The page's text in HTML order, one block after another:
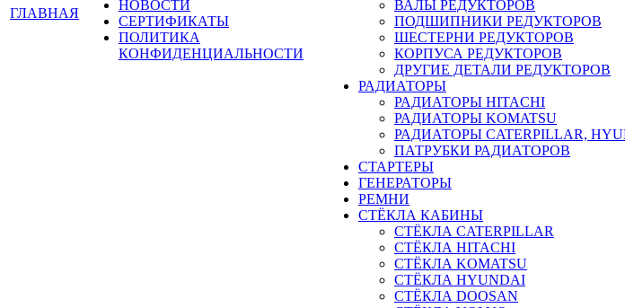
ГЛАВНАЯ
НОВОСТИ
СЕРТИФИКАТЫ
ПОЛИТИКА
КОНФИДЕНЦИАЛЬНОСТИ
ВАЛЫ РЕДУКТОРОВ
ПОДШИПНИКИ РЕДУКТОРОВ
ШЕСТЕРНИ РЕДУКТОРОВ
КОРПУСА РЕДУКТОРОВ
ДРУГИЕ ДЕТАЛИ РЕДУКТОРОВ
РАДИАТОРЫ
РАДИАТОРЫ HITACHI
РАДИАТОРЫ KOMATSU
РАДИАТОРЫ CATERPILLAR,
ПАТРУБКИ РАДИАТОРОВ
СТАРТЕРЫ
ГЕНЕРАТОРЫ
РЕМНИ
СТЁКЛА КАБИНЫ
СТЁКЛА CATERPILLAR
СТЁКЛА HITACHI
СТЁКЛА KOMATSU
СТЁКЛА HYUNDAI
СТЁКЛА DOOSAN